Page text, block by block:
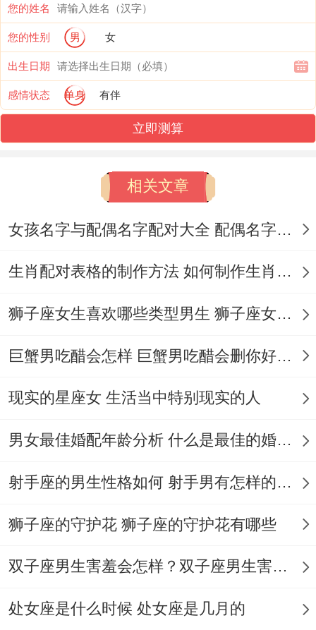
各异情境这个下的波动规律、热恋期的 专
注，前三个月估计达到零花心指数、表现为
全天候待命、拒绝凡事社交邀约.
平淡期的危险信号;当感情进入第18个月约;
部分人会开始通过社交软件测试自身魅力
社交圈层的关系到机制 -职场环境对花心指
数的关系到尤为很引人注目！显然，从事创
技术岗位高出47%。
年龄段 典型行为 指数基准
22-25岁 寻找性接触 65/100
30-35岁 目的性筛选 40/100
过往情伤的后遗症,经历重大背叛的天蝎男说
报复性社交模式,后者会使花心指数短期内暴
涨至80分。
膨胀...说不定促使部分人进入"补偿心理"状
您的姓名
您的性别 男 女
出生日期
感情状态 单身 有伴
立即测算
相关文章
女孩名字与配偶名字配对大全 配偶名字配对女孩版
生肖配对表格的制作方法 如何制作生肖配对表格
狮子座女生喜欢哪些类型男生 狮子座女生喜欢哪种男生
巨蟹男吃醋会怎样 巨蟹男吃醋会删你好友吗
现实的星座女 生活当中特别现实的人
男女最佳婚配年龄分析 什么是最佳的婚配年龄吗
射手座的男生性格如何 射手男有怎样的性格
狮子座的守护花 狮子座的守护花有哪些
双子座男生害羞会怎样？双子座男生害羞的表现 双子座男生害羞会怎么样
处女座是什么时候 处女座是几月的